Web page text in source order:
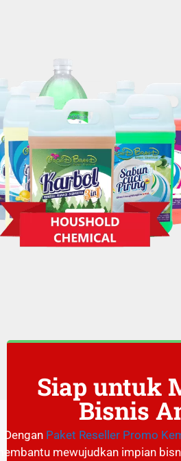
Siap untuk
Bisnis
Dengan Paket Reseller Promo
mewujudkan impian